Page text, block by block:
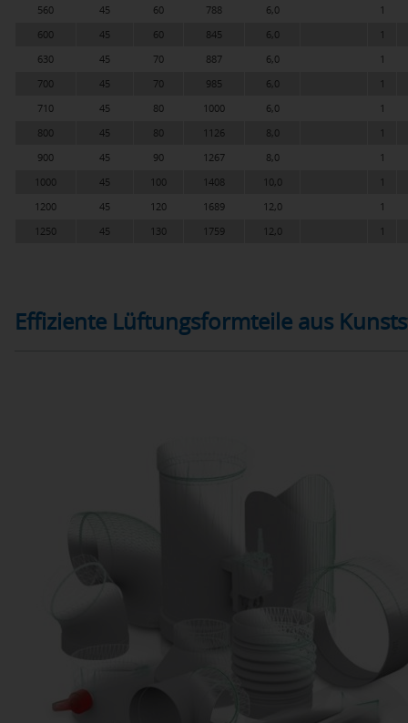
560
45 60 788 6,0
1
600
45 60 845 6,0
1
630
45 70 887 6,0
1
700
45 70 985 6,0
1
710
45 80 1000 6,0
1
800
45 80 1126 8,0
1
900
45 90 1267 8,0
1
1000
45 100 1408 10,0
1
1200
45 120 1689 12,0
1
1250
45 130 1759 12,0 1
Effiziente Lüftungsformteile aus